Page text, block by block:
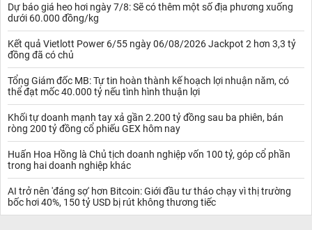
Dự báo giá heo hơi ngày 7/8: Sẽ có thêm một số địa phương xuống
dưới 60.000 đồng/kg
Kết quả Vietlott Power 6/55 ngày 06/08/2026 Jackpot 2 hơn 3,3 tỷ
đồng đã có chủ
Tổng Giám đốc MB: Tự tin hoàn thành kế hoạch lợi nhuận năm, có
thể đạt mốc 40.000 tỷ nếu tình hình thuận lợi
Khối tự doanh mạnh tay xả gần 2.200 tỷ đồng sau ba phiên, bán
ròng 200 tỷ đồng cổ phiếu GEX hôm nay
Huấn Hoa Hồng là Chủ tịch doanh nghiệp vốn 100 tỷ, góp cổ phần
trong hai doanh nghiệp khác
AI trở nên 'đáng sợ' hơn Bitcoin: Giới đầu tư tháo chạy vì thị trường
bốc hơi 40%, 150 tỷ USD bị rút không thương tiếc